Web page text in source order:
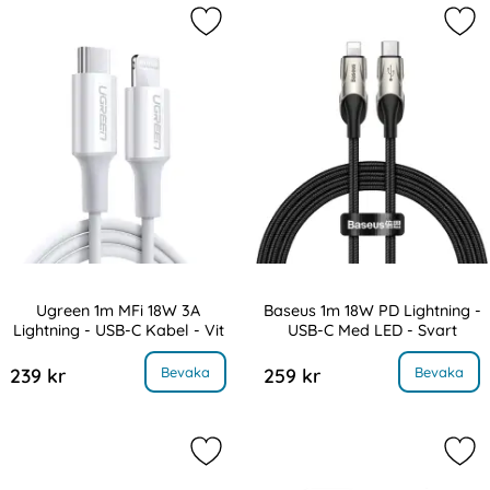
Ugreen 1m MFi 18W 3A
Lightning - USB-C Kabel - Vit
239 kr Bevaka
, Ugreen 1m MFi 18W 3A Lightning - USB-C Kabel - Vit
Markera ugreen 1m MFi 18W 3A
Baseus 1m 18W PD Lightning -
USB-C Med LED - Svart
259 kr Bevaka
, Baseus 1m 18W PD Lightning -
Markera baseus 2m 20W PD